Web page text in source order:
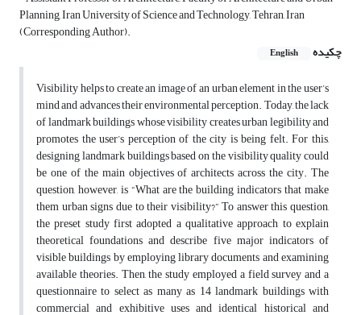
Planning, Iran University of Science and Technology, Tehran, Iran
(Corresponding Author).
چکیده
English
Visibility helps to create an image of an urban element in the user’s
mind and advances their environmental perception. Today, the lack
of landmark buildings whose visibility creates urban legibility and
promotes the user’s perception of the city is being felt. For this,
designing landmark buildings based on the visibility quality could
be one of the main objectives of architects across the city. The
question, however, is “What are the building indicators that make
them urban signs due to their visibility?” To answer this question,
the preset study first adopted a qualitative approach to explain
theoretical foundations and describe five major indicators of
visible buildings by employing library documents and examining
available theories. Then, the study employed a field survey and a
questionnaire to select as many as 14 landmark buildings with
commercial and exhibitive uses and identical historical and